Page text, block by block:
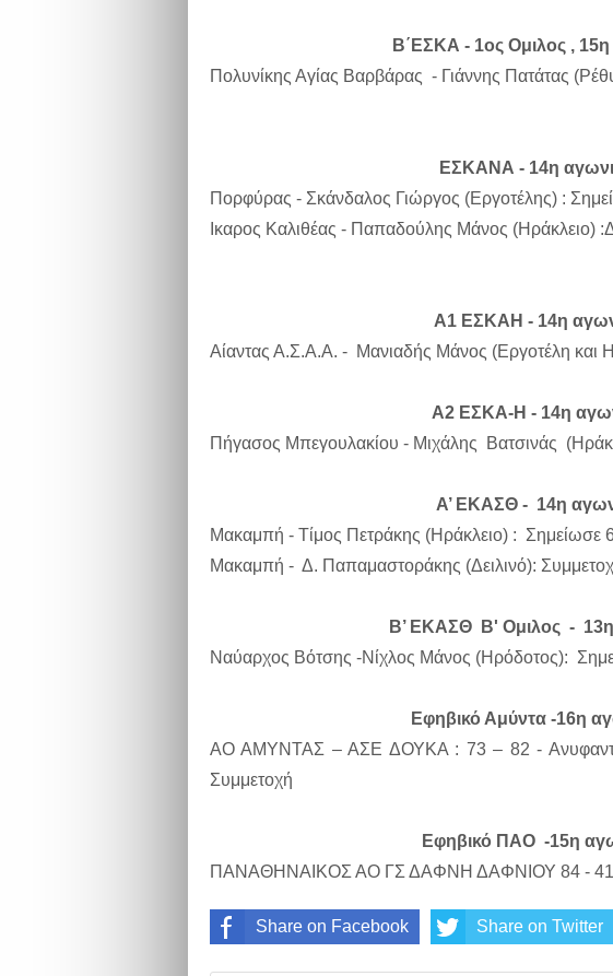
Β΄ΕΣΚΑ - 1ος Ομιλος , 15η
Πολυνίκης Αγίας Βαρβάρας - Γιάννης Πατάτας
ΕΣΚΑΝΑ - 14η
Πορφύρας - Σκάνδαλος Γιώργος (Εργοτέλης) :
Ικαρος Καλιθέας - Παπαδούλης Μάνος (Ηράκλειο)
Α1 ΕΣΚΑΗ - 14η
Αίαντας Α.Σ.Α.Α. - Μανιαδής Μάνος (Εργοτέλη και
Α2 ΕΣΚΑ-Η - 14η
Πήγασος Μπεγουλακίου - Μιχάλης Βατσινάς
Α’ ΕΚΑΣΘ - 14η
Μακαμπή - Τίμος Πετράκης (Ηράκλειο) : Σημείωσε
Μακαμπή - Δ. Παπαμαστοράκης (Δειλινό):
Β’ ΕΚΑΣΘ Β' Ομιλος - 13η
Ναύαρχος Βότσης -Νίχλος Μάνος (Ηρόδοτος):
Εφηβικό Αμύντα -16η
ΑΟ ΑΜΥΝΤΑΣ – ΑΣΕ ΔΟΥΚΑ : 73 – 82 -
Συμμετοχή
Εφηβικό ΠΑΟ -15η
ΠΑΝΑΘΗΝΑΙΚΟΣ ΑΟ ΓΣ ΔΑΦΝΗ ΔΑΦΝΙΟΥ 84 -
Share on Facebook Share on Twitter